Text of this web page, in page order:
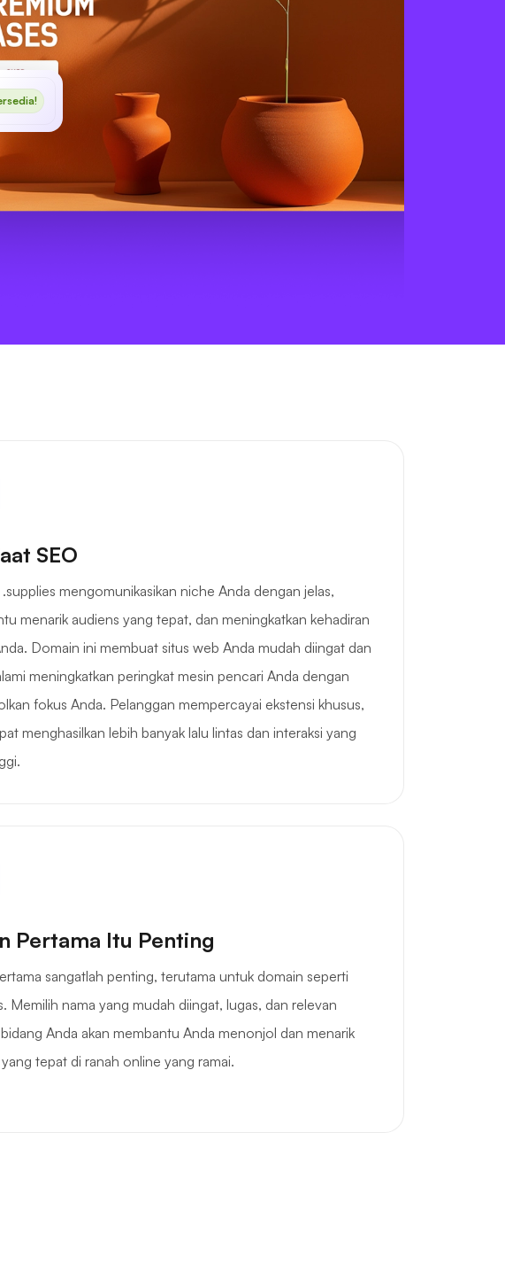
SEO
mengomunikasikan niche Anda dengan jelas,
menarik audiens yang tepat, dan meningkatkan kehadiran
Domain ini membuat situs web Anda mudah diingat dan
meningkatkan peringkat mesin pencari Anda dengan
fokus Anda. Pelanggan mempercayai ekstensi khusus,
menghasilkan lebih banyak lalu lintas dan interaksi yang
Pertama Itu Penting
sangatlah penting, terutama untuk domain seperti
Memilih nama yang mudah diingat, lugas, dan relevan
Anda akan membantu Anda menonjol dan menarik
tepat di ranah online yang ramai.